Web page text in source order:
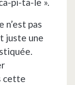
pi-ta-le ».
n’est pas
juste une
cette